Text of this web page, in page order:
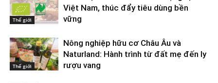
Thế giới
Việt Nam, thúc đẩy tiêu dùng bền
vững
Thế giới
Nông nghiệp hữu cơ Châu Âu và
Naturland: Hành trình từ đất mẹ đến ly
rượu vang